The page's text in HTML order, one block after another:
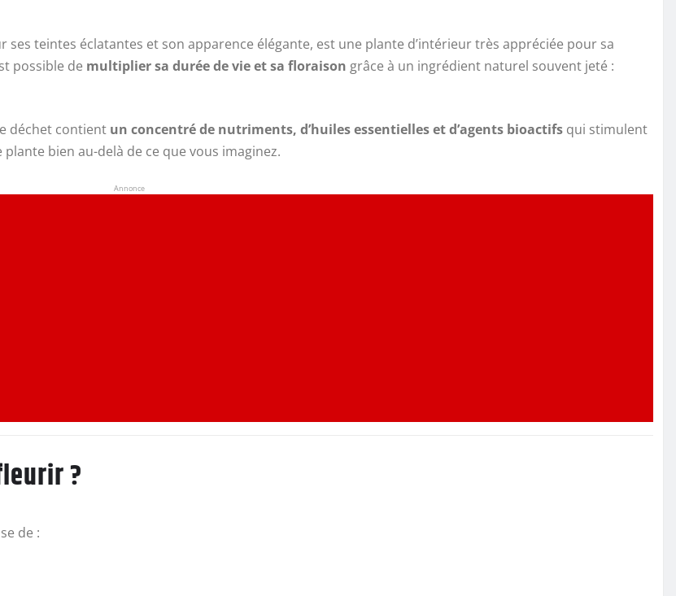
teintes éclatantes et son apparence élégante, est une plante d’intérieur très appréciée pour sa
possible de multiplier sa durée de vie et sa floraison grâce à un ingrédient naturel souvent jeté :
déchet contient un concentré de nutriments, d’huiles essentielles et d’agents bioactifs qui stimulent
bien au-delà de ce que vous imaginez.
Annonce
?
de :